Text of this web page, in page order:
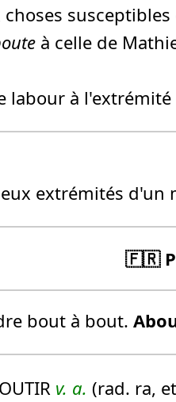
à celle de
labour à
extrémités
🇫🇷
bout à bout.
v. a. (rad. ra,